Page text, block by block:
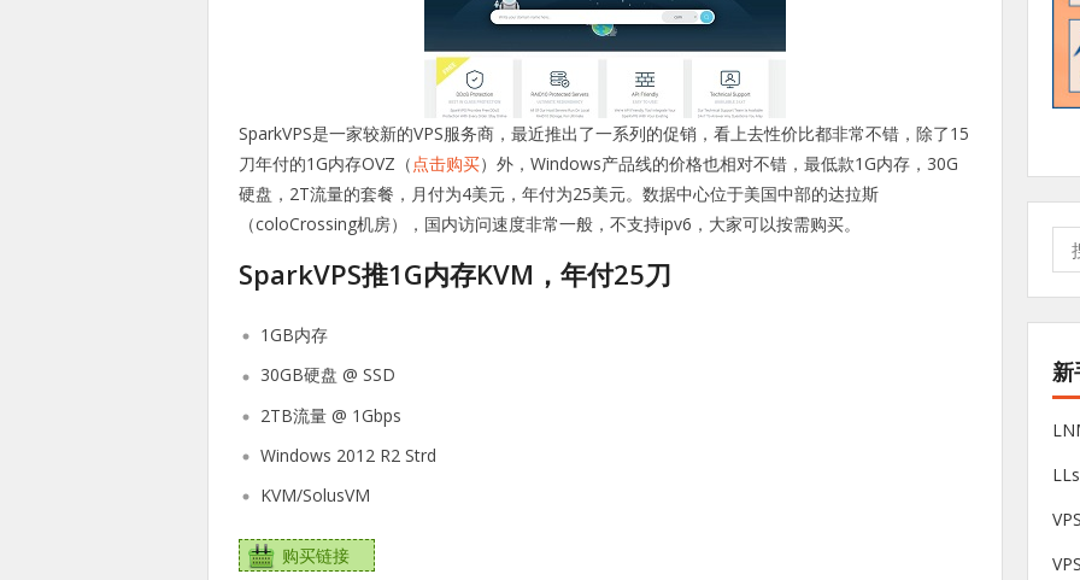
SparkVPS是一家较新的VPS服务商，最近推出了一系列的促销，看上去性价比都非常不错，除了15
刀年付的1G内存OVZ（点击购买）外，Windows产品线的价格也相对不错，最低款1G内存，30G
硬盘，2T流量的套餐，月付为4美元，年付为25美元。数据中心位于美国中部的达拉斯
（coloCrossing机房），国内访问速度非常一般，不支持ipv6，大家可以按需购买。
SparkVPS推1G内存KVM，年付25刀
1GB内存
30GB硬盘 @ SSD
2TB流量 @ 1Gbps
Windows 2012 R2 Strd
KVM/SolusVM
购买链接
新